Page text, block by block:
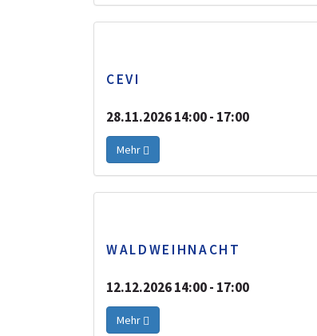
CEVI
28.11.2026 14:00 - 17:00
Mehr
WALDWEIHNACHT
12.12.2026 14:00 - 17:00
Mehr